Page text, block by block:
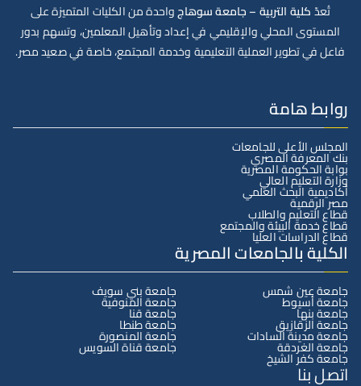
تُعدّكلية التربية – جامعة سوهاجواحدة من الكليات المتميزة على
المستوى المحلي والإقليمي في إعداد وتأهيل المعلمين، وتسهم بدور
فاعل في تطوير العملية التعليمية وخدمة المجتمع، خاصة في صعيد مصر.
روابط هامة
المجلس الأعلى للجامعات
بنك المعرفة المصري
بوابة الحكومة المصرية
وزارة التعليم العالي
أكاديمية البحث العلمي
مصر الرقمية
قطاع التعليم والطلاب
قطاع خدمة البيئة والمجتمع
قطاع الدراسات العليا
الكلية بالجامعات المصرية
جامعة عين شمس
جامعة أسيوط
جامعة بنها
جامعة الزقازيق
جامعة مدينة السادات
جامعة الغردقة
جامعة كفر الشيخ
جامعة بني سويف
جامعة المنوفية
جامعة قنا
جامعة طنطا
جامعة المنصورة
جامعة قناة السويس
اتصل بنا